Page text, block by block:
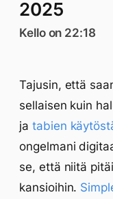
2025
Kello on 22:18
Tajusin, että
sellaisen kuin
ja tabien
ongelmani
se, että niitä
kansioihin.